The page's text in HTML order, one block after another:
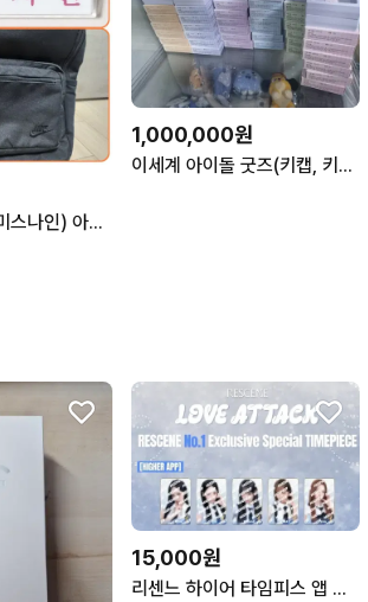
Fromis9(프로미스나인) 아이돌 명찰
1,000,000원
이세계 아이돌 굿즈(키캡, 키링, 응원봉, 마세돌케이스 등)
15,000원
리센느 하이어 타임피스 앱 러브어택 포토카드